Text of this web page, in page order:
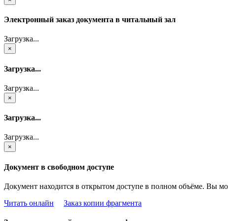
Электронный заказ документа в читальный зал
Загрузка...
×
Загрузка...
Загрузка...
×
Загрузка...
Загрузка...
×
Документ в свободном доступе
Документ находится в открытом доступе в полном объёме. Вы
Читать онлайн
Заказ копии фрагмента